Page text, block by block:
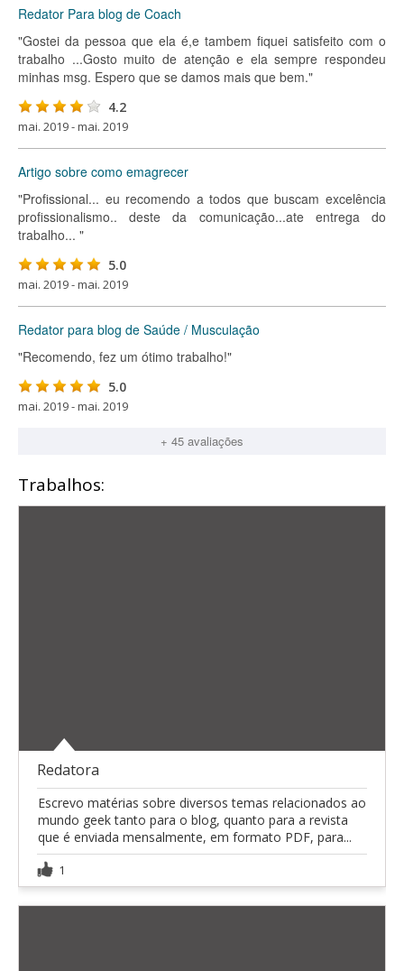
Redator Para blog de Coach
"Gostei da pessoa que ela é,e tambem fiquei satisfeito com o
trabalho ...Gosto muito de atenção e ela sempre respondeu
minhas msg. Espero que se damos mais que bem."
4.2
mai. 2019 - mai. 2019
Artigo sobre como emagrecer
"Profissional... eu recomendo a todos que buscam excelência
profissionalismo.. deste da comunicação...ate entrega do
trabalho... "
5.0
mai. 2019 - mai. 2019
Redator para blog de Saúde / Musculação
"Recomendo, fez um ótimo trabalho!"
5.0
mai. 2019 - mai. 2019
+ 45 avaliações
Trabalhos:
Redatora
Escrevo matérias sobre diversos temas relacionados ao
mundo geek tanto para o blog, quanto para a revista
que é enviada mensalmente, em formato PDF, para...
1